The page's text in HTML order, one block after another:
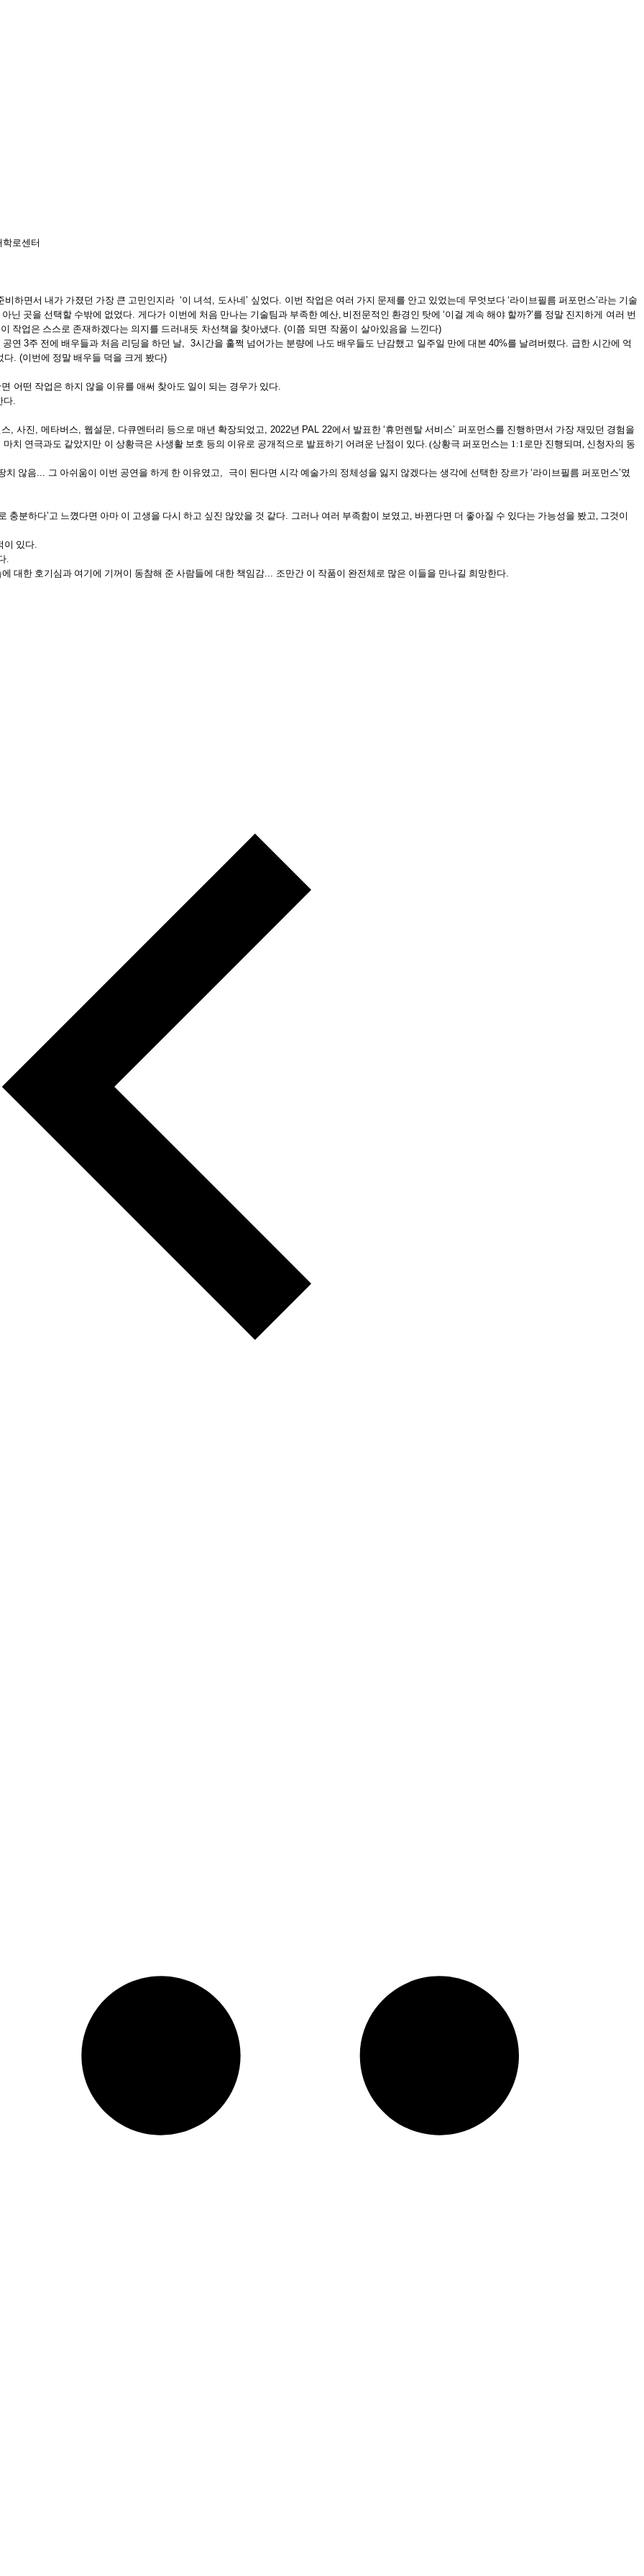
로센터
비하면서 내가 가졌던 가장 큰 고민인지라 ‘이 녀석 , 도사네’ 싶었다. 이번 작업은 여러 가지 문제를 안고 있었는데 무엇보다 ‘라이브필름 퍼포먼스’라는 기술
닌 곳을 선택할 수밖에 없었다. 게다가 이번에 처음 만나는 기술팀과 부족한 예산, 비전문적인 환경인 탓에 ‘이걸 계속 해야 할까?’를 정말 진지하게 여러 번
작업은 스스로 존재하겠다는 의지를 드러내듯 차선책을 찾아냈다. (이쯤 되면 작품이 살아있음을 느낀다)
공연 3주 전에 배우들과 처음 리딩을 하던 날, 3시간을 훌쩍 넘어가는 분량에 나도 배우들도 난감했고 일주일 만에 대본 40%를 날려버렸다. 급한 시간에 억
다. (이번에 정말 배우들 덕을 크게 봤다)
어떤 작업은 하지 않을 이유를 애써 찾아도 일이 되는 경우가 있다.
다.
, 사진 , 메타버스, 웹설문, 다큐멘터리 등으로 매년 확장되었고, 2022년 PAL 22에서 발표한 ‘휴먼렌탈 서비스’ 퍼포먼스를 진행하면서 가장 재밌던 경험을
마치 연극과도 같았지만 이 상황극은 사생활 보호 등의 이유로 공개적으로 발표하기 어려운 난점이 있다. (상황극 퍼포먼스는 1:1로만 진행되며, 신청자의 동
치 않음... 그 아쉬움이 이번 공연을 하게 한 이유였고, 극이 된다면 시각 예술가의 정체성을 잃지 않겠다는 생각에 선택한 장르가 ‘라이브필름 퍼포먼스’였
충분하다’고 느꼈다면 아마 이 고생을 다시 하고 싶진 않았을 것 같다. 그러나 여러 부족함이 보였고, 바뀐다면 더 좋아질 수 있다는 가능성을 봤고, 그것이
이 있다.
.
대한 호기심과 여기에 기꺼이 동참해 준 사람들에 대한 책임감... 조만간 이 작품이 완전체로 많은 이들을 만나길 희망한다.